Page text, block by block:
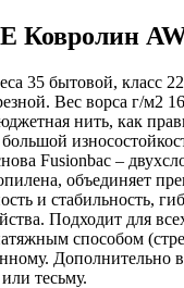
AW
35 бытовой, класс
Вес ворса г/м2
нить, как
большой
Fusionbac –
объединяет
и стабильность,
Подходит для
способом
Дополнительно
тесьму.